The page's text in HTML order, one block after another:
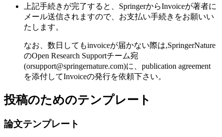
上記手続きが完了すると、SpringerからInvoiceが著者に
メール送信されますので、お支払い手続きをお願いい
たします。
なお、数日してもinvoiceが届かない際は,SpringerNature
のOpen Research Supportチーム宛
(orsupport@springernature.com)に、publication agreement
を添付してInvoiceの発行を依頼下さい。
投稿のためのテンプレート
論文テンプレート